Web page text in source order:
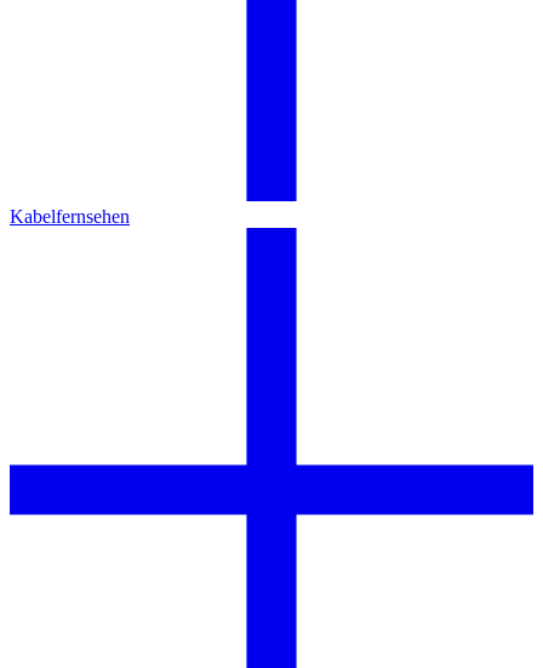
Kabelfernsehen